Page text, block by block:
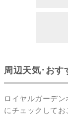
周辺天気･おす
ロイヤルガーデ
にチェックしてお